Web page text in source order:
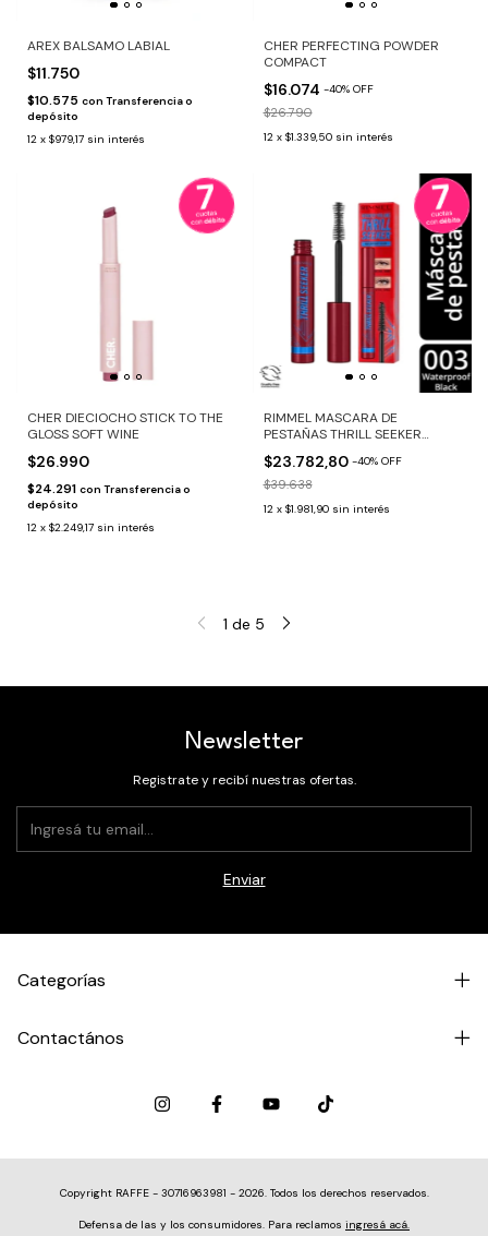
AREX BALSAMO LABIAL
$11.750
$10.575 con Transferencia o
depósito
12 x $979,17 sin interés
CHER PERFECTING POWDER
COMPACT
$16.074 -40% OFF
$26.790
12 x $1.339,50 sin interés
CHER DIECIOCHO STICK TO THE
GLOSS SOFT WINE
$26.990
$24.291 con Transferencia o
depósito
12 x $2.249,17 sin interés
RIMMEL MASCARA DE
PESTAÑAS THRILL SEEKER
$23.782,80 -40% OFF
$39.638
12 x $1.981,90 sin interés
1 de 5
Newsletter
Registrate y recibí nuestras ofertas.
Categorías
Contactános
Copyright RAFFE - 30716963981 - 2026. Todos los derechos reservados.
Defensa de las y los consumidores. Para reclamos ingresá acá.